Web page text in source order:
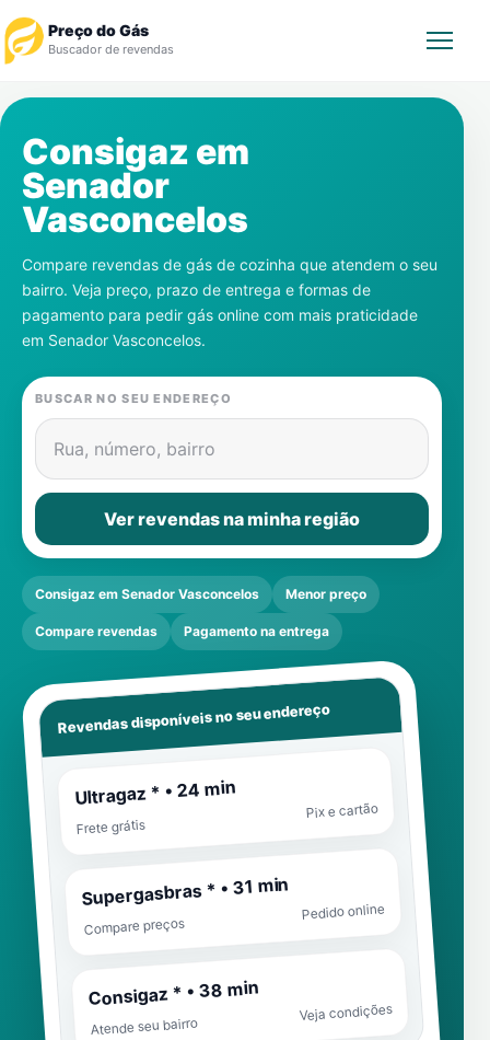
Preço do Gás
Buscador de revendas
Revendedor
Notícias
Cadastre-se
Gás
Contatos
Consigaz em
Senador
Vasconcelos
Compare revendas de gás de cozinha que atendem o seu
bairro. Veja preço, prazo de entrega e formas de
pagamento para pedir gás online com mais praticidade
em Senador Vasconcelos.
BUSCAR NO SEU ENDEREÇO
Rua, número, bairro
Ver revendas na minha região
Consigaz em Senador Vasconcelos Menor preço
Compare revendas Pagamento na entrega
Revendas disponíveis no seu endereço
Ultragaz * • 24 min
Frete grátis
Pix e cartão
Supergasbras * • 31 min
Compare preços
Pedido online
Consigaz * • 38 min
Atende seu bairro
Veja condições